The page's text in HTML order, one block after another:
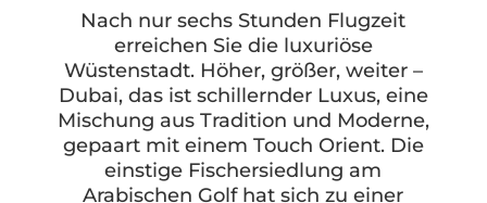
Nach nur sechs Stunden Flugzeit
erreichen Sie die luxuriöse
Wüstenstadt. Höher, größer, weiter –
Dubai, das ist schillernder Luxus, eine
Mischung aus Tradition und Moderne,
gepaart mit einem Touch Orient. Die
einstige Fischersiedlung am
Arabischen Golf hat sich zu einer